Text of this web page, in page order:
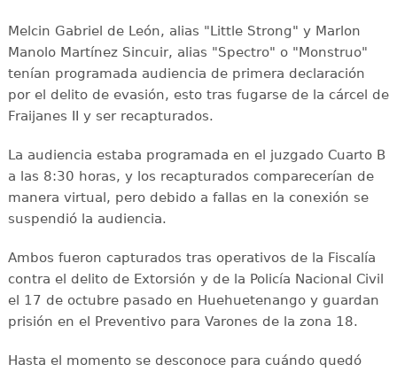
Melcin Gabriel de León, alias "Little Strong" y Marlon
Manolo Martínez Sincuir, alias "Spectro" o "Monstruo"
tenían programada audiencia de primera declaración
por el delito de evasión, esto tras fugarse de la cárcel de
Fraijanes II y ser recapturados.
La audiencia estaba programada en el juzgado Cuarto B
a las 8:30 horas, y los recapturados comparecerían de
manera virtual, pero debido a fallas en la conexión se
suspendió la audiencia.
Ambos fueron capturados tras operativos de la Fiscalía
contra el delito de Extorsión y de la Policía Nacional Civil
el 17 de octubre pasado en Huehuetenango y guardan
prisión en el Preventivo para Varones de la zona 18.
Hasta el momento se desconoce para cuándo quedó